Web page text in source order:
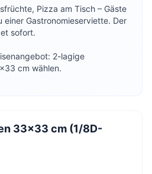
Pizza am Tisch – Gäste
Gastronomieserviette. Der
sofort.
2-lagige
cm wählen.
33×33 cm (1/8D-